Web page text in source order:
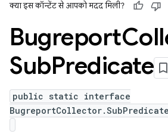
क्या इस कॉन्टेंट से आपको मदद मिली?
Bugreport
SubPredicate
public static interface
BugreportCollector.SubPredicate